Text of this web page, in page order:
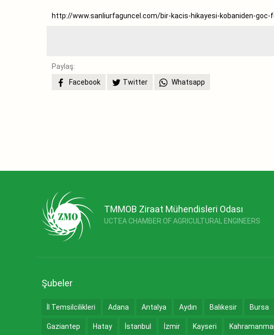
http://www.sanliurfaguncel.com/bir-kacis-hikayesi-kobaniden-
Paylaş:
Facebook
Twitter Whatsapp
TMMOB Ziraat Mühendisleri Odası
UCTEA CHAMBER OF AGRICULTURAL ENGINEERS
Şubeler
İl Temsilcilikleri Adana Antalya Aydın Balıkesir Bursa
Gaziantep Hatay İstanbul İzmir Kayseri